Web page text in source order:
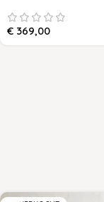
€ 369,00